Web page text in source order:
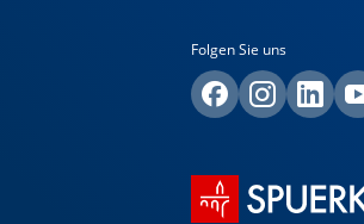
Folgen Sie uns